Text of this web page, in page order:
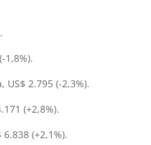
1,8%).
2.795 (-2,3%).
(+2,8%).
(+2,1%).